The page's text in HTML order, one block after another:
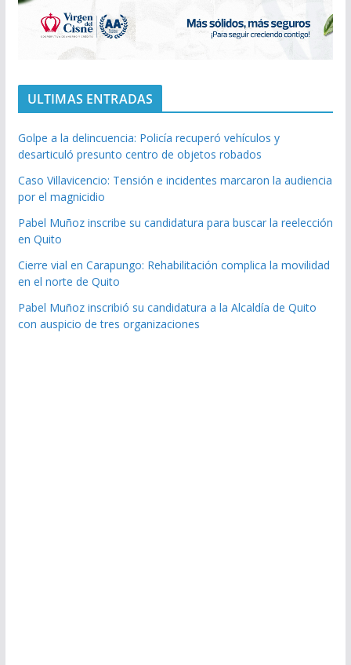
ULTIMAS ENTRADAS
Golpe a la delincuencia: Policía recuperó vehículos y
desarticuló presunto centro de objetos robados
Caso Villavicencio: Tensión e incidentes marcaron la audiencia
por el magnicidio
Pabel Muñoz inscribe su candidatura para buscar la reelección
en Quito
Cierre vial en Carapungo: Rehabilitación complica la movilidad
en el norte de Quito
Pabel Muñoz inscribió su candidatura a la Alcaldía de Quito
con auspicio de tres organizaciones